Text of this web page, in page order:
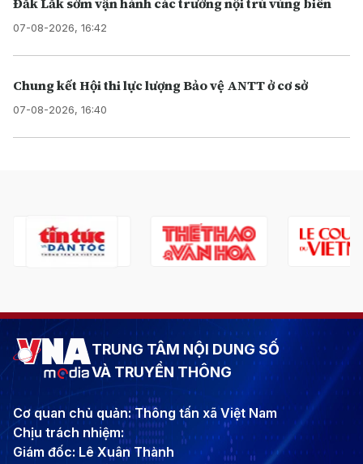
Đắk Lắk sớm vận hành các trường nội trú vùng biên
07-08-2026, 16:42
Chung kết Hội thi lực lượng Bảo vệ ANTT ở cơ sở
07-08-2026, 16:40
TRUNG TÂM NỘI DUNG SỐ
VÀ TRUYỀN THÔNG
Cơ quan chủ quản: Thông tấn xã Việt Nam
Chịu trách nhiệm:
Giám đốc: Lê Xuân Thành